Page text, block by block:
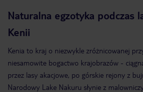
Naturalna egzotyka podczas
Kenii
Kenia to kraj o niezwykle zróżnicowanej
niesamowite bogactwo krajobrazów -
przez lasy akacjowe, po górskie rejony z
Narodowy Lake Nakuru słynie z